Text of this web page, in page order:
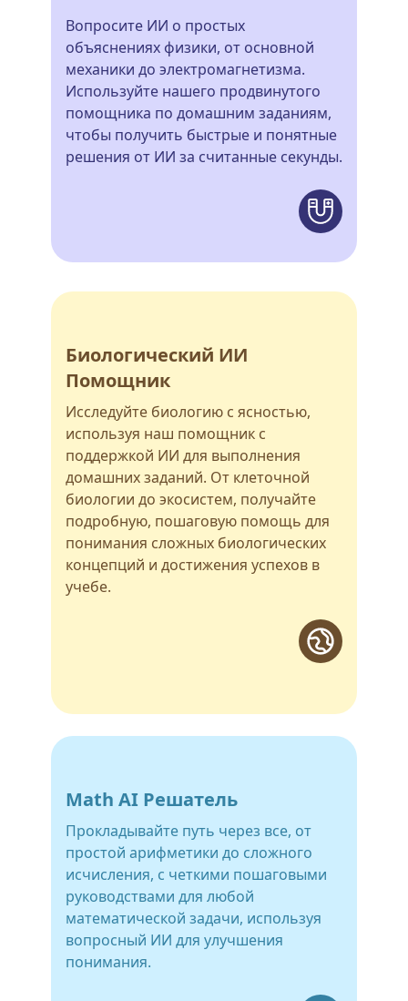
Вопросите ИИ о простых
объяснениях физики, от основной
механики до электромагнетизма.
Используйте нашего продвинутого
помощника по домашним заданиям,
чтобы получить быстрые и понятные
решения от ИИ за считанные секунды.
Биологический ИИ
Помощник
Исследуйте биологию с ясностью,
используя наш помощник с
поддержкой ИИ для выполнения
домашних заданий. От клеточной
биологии до экосистем, получайте
подробную, пошаговую помощь для
понимания сложных биологических
концепций и достижения успехов в
учебе.
Math AI Решатель
Прокладывайте путь через все, от
простой арифметики до сложного
исчисления, с четкими пошаговыми
руководствами для любой
математической задачи, используя
вопросный ИИ для улучшения
понимания.